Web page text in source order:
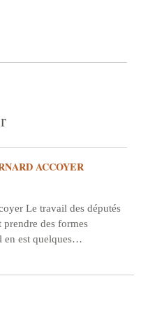
ACCOYER
Le travail des députés
des formes
en est quelques…